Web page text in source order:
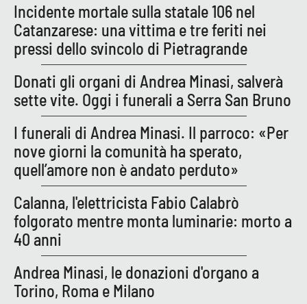
Lacitymag.it
Lacapitalenews.it
Ilreggino.it
Cosenzachannel.it
Ilvibonese.it
Catanzarochannel.it
APP
Android
Apple
Incidente mortale sulla statale 106 nel
Catanzarese: una vittima e tre feriti nei
pressi dello svincolo di Pietragrande
Donati gli organi di Andrea Minasi, salverà
sette vite. Oggi i funerali a Serra San Bruno
I funerali di Andrea Minasi. Il parroco: «Per
nove giorni la comunità ha sperato,
quell’amore non è andato perduto»
Calanna, l'elettricista Fabio Calabrò
folgorato mentre monta luminarie: morto a
40 anni
Andrea Minasi, le donazioni d'organo a
Torino, Roma e Milano